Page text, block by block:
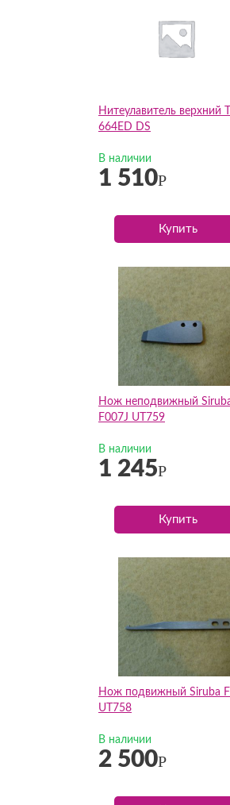
Нитеулавитель верхний
664ED DS
В наличии
1 510Р
Купить
Нож неподвижный
F007J UT759
В наличии
1 245Р
Купить
Нож подвижный Siruba
UT758
В наличии
2 500Р